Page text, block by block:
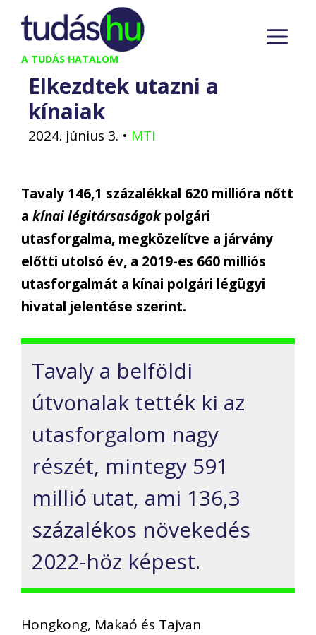
Kilépés
tartalomba
A TUDÁS HATALOM
Elkezdtek utazni a
kínaiak
2024. június 3. • MTI
Tavaly 146,1 százalékkal 620 millióra nőtt
a kínai légitársaságokpolgári
utasforgalma, megközelítve a járvány
előtti utolsó év, a 2019-es 660 milliós
utasforgalmát a kínai polgári légügyi
hivatal jelentése szerint.
Tavaly a belföldi
útvonalak tették ki az
utasforgalom nagy
részét, mintegy 591
millió utat, ami 136,3
százalékos növekedés
2022-höz képest.
Hongkong, Makaó és Tajvan